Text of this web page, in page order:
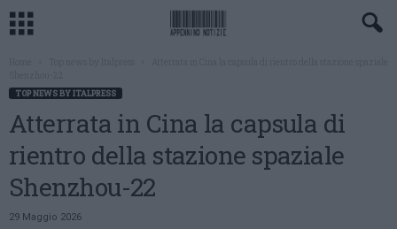
TOP NEWS BY ITALPRESS
Atterrata in Cina la capsula di
rientro della stazione spaziale
Shenzhou-22
29 Maggio 2026